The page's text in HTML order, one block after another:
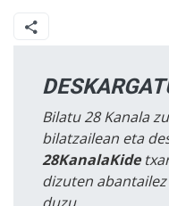
Bilatu 28 Kanala
bilatzailean eta
28KanalaKide
dizuten